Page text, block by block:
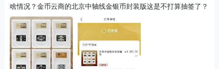
啥情况？金币云商的北京中轴线金银币封装版这是不打算抽签了？